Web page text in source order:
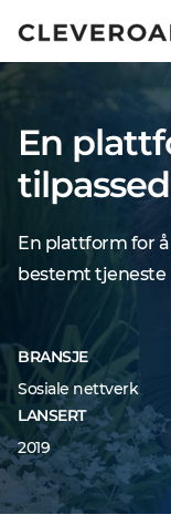
raskere.
En
En plattform for
bestemt tjeneste
BRANSJE
Sosiale nettverk
LANSERT
2019